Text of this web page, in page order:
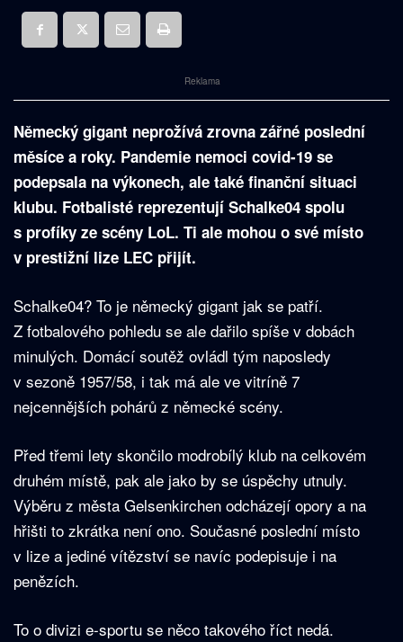
Reklama
Německý gigant neprožívá zrovna zářné poslední
měsíce a roky. Pandemie nemoci covid-19 se
podepsala na výkonech, ale také finanční situaci
klubu. Fotbalisté reprezentují Schalke04 spolu
s profíky ze scény LoL. Ti ale mohou o své místo
v prestižní lize LEC přijít.
Schalke04? To je německý gigant jak se patří.
Z fotbalového pohledu se ale dařilo spíše v dobách
minulých. Domácí soutěž ovládl tým naposledy
v sezoně 1957/58, i tak má ale ve vitríně 7
nejcennějších pohárů z německé scény.
Před třemi lety skončilo modrobílý klub na celkovém
druhém místě, pak ale jako by se úspěchy utnuly.
Výběru z města Gelsenkirchen odcházejí opory a na
hřišti to zkrátka není ono. Současné poslední místo
v lize a jediné vítězství se navíc podepisuje i na
penězích.
To o divizi e-sportu se něco takového říct nedá.